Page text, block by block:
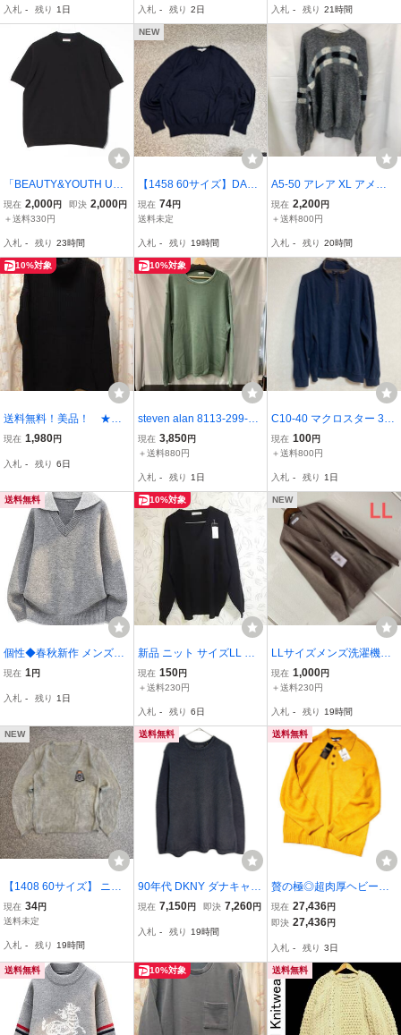
入札 - 残り 1日 入札 - 残り 2日 入札 - 残り 21時間
「BEAUTY&YOUTH UNI
TED ARROWS」 半袖ニ
ット X-LARGE ブラック
現在 2,000円 即決 2,000円
＋送料330円
入札 - 残り 23時間
NEW
【1458 60サイズ】DALM
INE Vネック セーター XL
ネイビー 紺 無地 トップ
ア製 OLD 昭和レトロ 古
着 ユーズド
現在 74円
送料未定
入札 - 残り 19時間
A5-50 アレア XL アメリ
カ古着 USA製 アクリル
長袖 ボーダー ニットセー
現在 2,200円
＋送料800円
入札 - 残り 20時間
10%対象
送料無料！美品！ ★
タートルネックセータ
（LLサイズ相当！）ブラ
ター！ウール：60％！ ★
現在 1,980円
入札 - 残り 6日
10%対象
steven alan 8113-299-02
40 AZE CREW NECK KNI
T LOOSE ニット
現在 3,850円
＋送料880円
入札 - 残り 1日
C10-40 マクロスター 3X
L ユーロ古着 コットン 長
袖 ハーフジップ ニット
メンズ
現在 100円
＋送料800円
入札 - 残り 1日
送料無料
個性◆春秋新作 メンズニ
ットセーター トップス 重
温 保温快適 長袖 おしゃ
現在 1 円
入札 - 残り 1日
10%対象
新品 ニット サイズLL 紳
士 169 秋冬
現在 150円
＋送料230円
入札 - 残り 6日
NEW
LLサイズメンズ洗濯機で
洗えるニットカーディガ
ン モカベージュ
現在 1,000円
＋送料230円
入札 - 残り 19時間
NEW
【1408 60サイズ】 ニッ
トセーター グレー 灰色
ワッペン Vネック 無地 ト
ーゲージ 昭和レトロ 古着
ユーズド
現在 34円
送料未定
入札 - 残り 19時間
送料無料
90年代 DKNY ダナキャラ
ンニューヨーク コットン
ンズ XL)中古 古着 Y5315
現在 7,150円 即決 7,260円
入札 - 残り 19時間
送料無料
贅の極◎超肉厚ヘビー級!!
新品未使用「カシミヤ10
0％」別次元の驚愕の手触
ーター カーディガン ピュ
アカシミヤ XL
現在 27,436円
即決 27,436円
入札 - 残り 3日
送料無料 10%対象 送料無料